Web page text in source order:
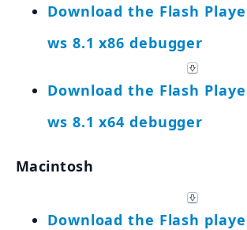
Download the Flash
ws 8.1 x86 debugger
Download the Flash
ws 8.1 x64 debugger
Macintosh
Download the Flash